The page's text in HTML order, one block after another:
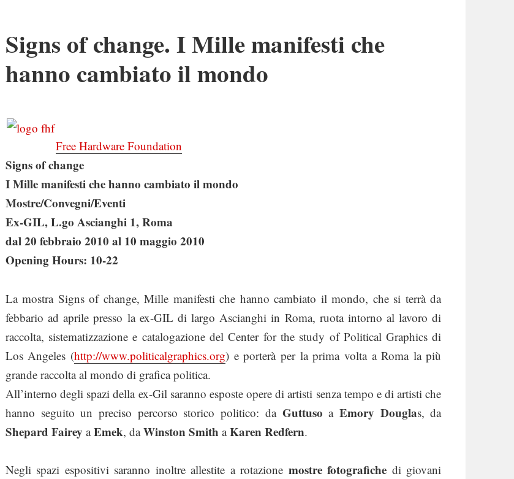
Signs of change. I Mille manifesti che
hanno cambiato il mondo
Free Hardware Foundation
Signs of change
I Mille manifesti che hanno cambiato il mondo
Mostre/Convegni/Eventi
Ex-GIL, L.go Ascianghi 1, Roma
dal 20 febbraio 2010 al 10 maggio 2010
Opening Hours: 10-22
La mostra Signs of change, Mille manifesti che hanno cambiato il mondo, che si terrà da
febbario ad aprile presso la ex-GIL di largo Ascianghi in Roma, ruota intorno al lavoro di
raccolta, sistematizzazione e catalogazione del Center for the study of Political Graphics di
Los Angeles (http://www.politicalgraphics.org) e porterà per la prima volta a Roma la più
grande raccolta al mondo di grafica politica.
All’interno degli spazi della ex-Gil saranno esposte opere di artisti senza tempo e di artisti che
hanno seguito un preciso percorso storico politico: da Guttusoa Emory Douglas, da
Shepard Fairey aEmek, daWinston Smith aKaren Redfern.
Negli spazi espositivi saranno inoltre allestite a rotazione mostre fotografiche di giovani